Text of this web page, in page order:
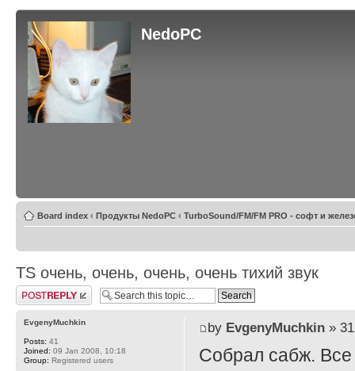
NedoPC
Board index ‹ Продукты NedoPC ‹ TurboSound/FM/FM PRO - софт и
TS очень, очень, очень, очень тихий звук
Post a reply
by EvgenyMuchkin» 31
Собрал сабж.
EvgenyMuchkin
Posts: 41
Joined: 09 Jan 2008, 10:18
Group: Registered users